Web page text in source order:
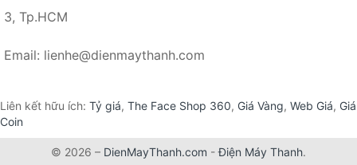
3, Tp.HCM
Email: lienhe@dienmaythanh.com
Liên kết hữu ích: Tỷ giá, The Face Shop 360, Giá Vàng, Web Giá, Giá
Coin
© 2026 – DienMayThanh.com -Điện Máy Thanh.